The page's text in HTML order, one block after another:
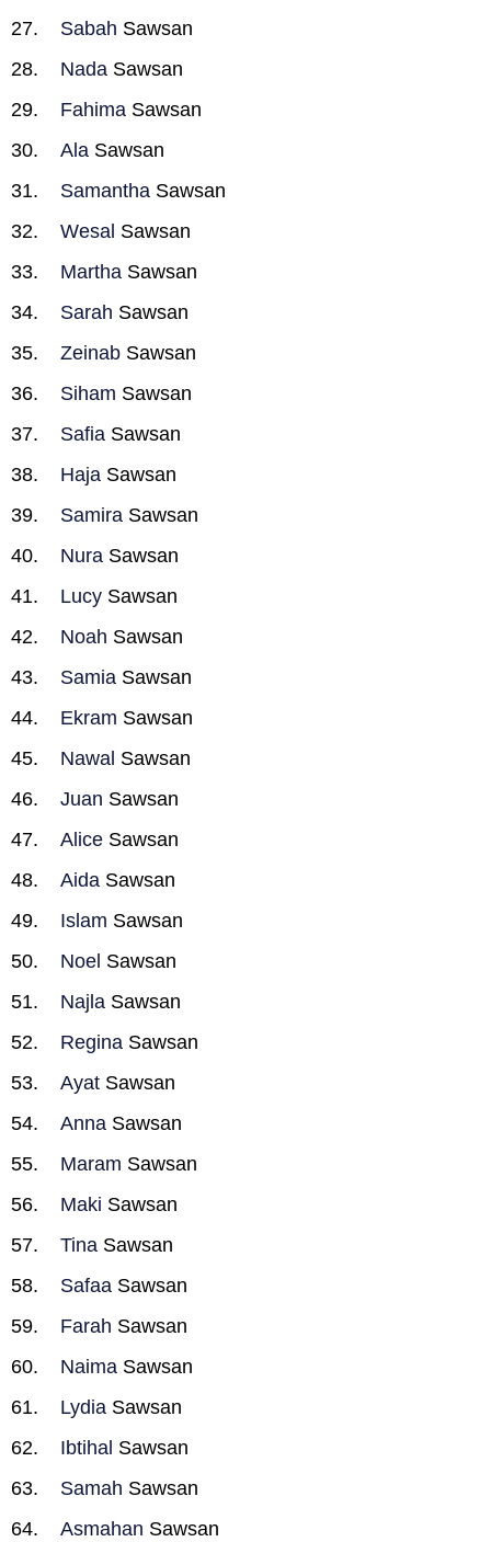
Sabah Sawsan
Nada Sawsan
Fahima Sawsan
Ala Sawsan
Samantha Sawsan
Wesal Sawsan
Martha Sawsan
Sarah Sawsan
Zeinab Sawsan
Siham Sawsan
Safia Sawsan
Haja Sawsan
Samira Sawsan
Nura Sawsan
Lucy Sawsan
Noah Sawsan
Samia Sawsan
Ekram Sawsan
Nawal Sawsan
Juan Sawsan
Alice Sawsan
Aida Sawsan
Islam Sawsan
Noel Sawsan
Najla Sawsan
Regina Sawsan
Ayat Sawsan
Anna Sawsan
Maram Sawsan
Maki Sawsan
Tina Sawsan
Safaa Sawsan
Farah Sawsan
Naima Sawsan
Lydia Sawsan
Ibtihal Sawsan
Samah Sawsan
Asmahan Sawsan